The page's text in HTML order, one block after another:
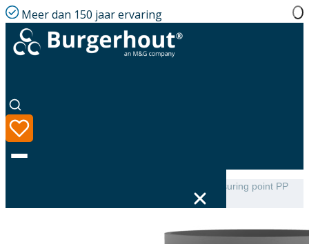
Meer dan 150 jaar ervaring
Twinline Extension with measuring point PP